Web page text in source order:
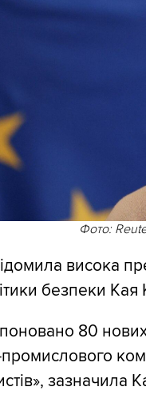
Фото:
висока
безпеки
80
промислового
зазначила